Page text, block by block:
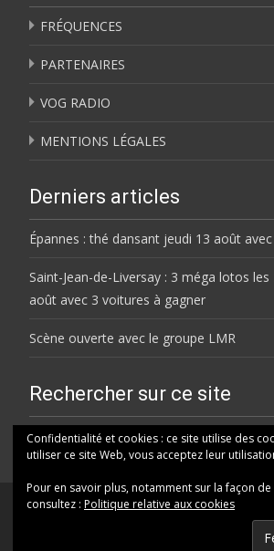
FRÉQUENCES
PARTENAIRES
VOG RADIO
MENTIONS LÉGALES
Derniers articles
Épannes : thé dansant jeudi 13 août avec
Saint-Jean-de-Liversay : 3 méga lotos
août avec 3 voitures à gagner
Scène ouverte avec le groupe LMR
Rechercher sur ce site
Rechercher
Confidentialité et cookies : ce site utilise des
utiliser ce site Web, vous acceptez leur
Pour en savoir plus, notamment sur la façon
consultez : Politique relative aux cookies